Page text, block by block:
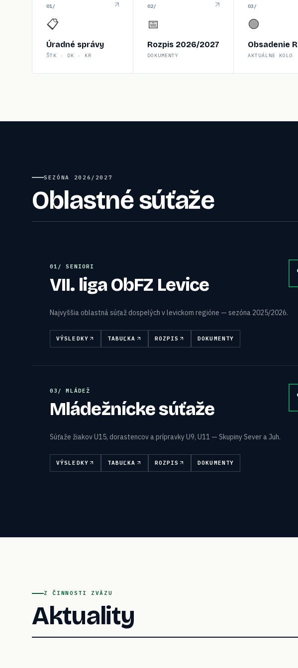
01/
📋
Úradné správy
ŠTK · DK · KR
02/
📅
Rozpis 2026/2027
DOKUMENTY
03/
🟢
Obsadenie R
AKTUÁLNE KOLO
SEZÓNA 2026/2027
Oblastné súťaže
01 /SENIORI
VII. liga ObFZ Levice
Najvyššia oblastná súťaž dospelých v levickom regióne — sezóna 2025/2026.
VÝSLEDKY TABUĽKA ROZPIS DOKUMENTY
0 3 /MLÁDEŽ
Mládežnícke súťaže
Súťaže žiakov U15, dorastencov a prípravky U9, U11 — Skupiny Sever a Juh.
VÝSLEDKY TABUĽKA ROZPIS DOKUMENTY
Z ČINNOSTI ZVÄZU
Aktuality